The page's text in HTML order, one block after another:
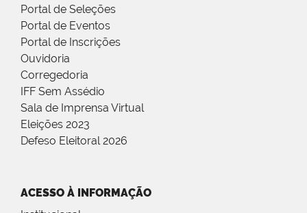
Portal de Seleções
Portal de Eventos
Portal de Inscrições
Ouvidoria
Corregedoria
IFF Sem Assédio
Sala de Imprensa Virtual
Eleições 2023
Defeso Eleitoral 2026
ACESSO À INFORMAÇÃO